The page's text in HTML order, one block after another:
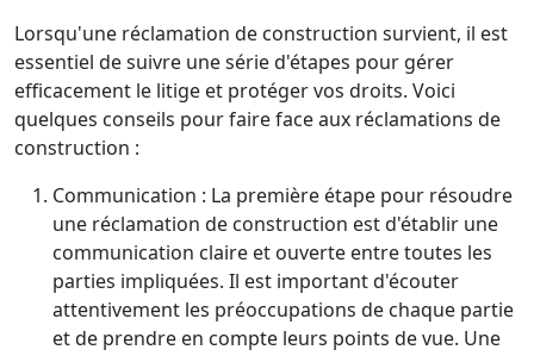
Lorsqu'une réclamation de construction survient, il est
essentiel de suivre une série d'étapes pour gérer
efficacement le litige et protéger vos droits. Voici
quelques conseils pour faire face aux réclamations de
construction :
Communication : La première étape pour résoudre
une réclamation de construction est d'établir une
communication claire et ouverte entre toutes les
parties impliquées. Il est important d'écouter
attentivement les préoccupations de chaque partie
et de prendre en compte leurs points de vue. Une